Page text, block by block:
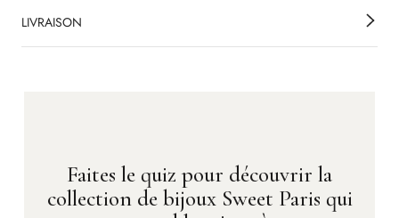
LIVRAISON
Faites le quiz pour découvrir la
collection de bijoux Sweet Paris qui